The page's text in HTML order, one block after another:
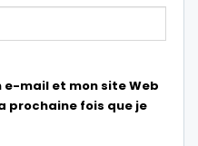
e-mail et mon site Web
prochaine fois que je